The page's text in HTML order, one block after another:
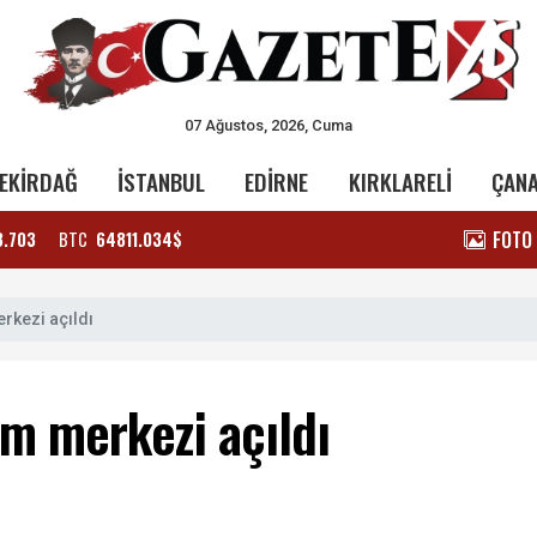
07 Ağustos, 2026, Cuma
İSTANBUL EDİRNE KIRKLARELİ
BTC 64811.034$
açıldı
merkezi açıldı